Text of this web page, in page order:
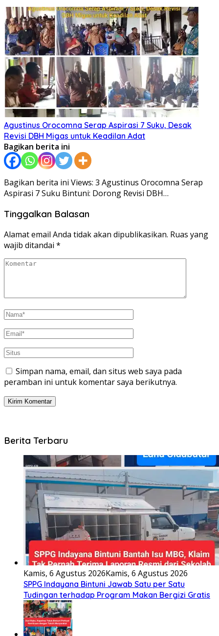
Agustinus Orocomna Serap Aspirasi 7 Suku, Desak
Revisi DBH Migas untuk Keadilan Adat
Bagikan berita ini
Bagikan berita ini Views: 3 Agustinus Orocomna Serap
Aspirasi 7 Suku Bintuni: Dorong Revisi DBH…
Tinggalkan Balasan
Alamat email Anda tidak akan dipublikasikan. Ruas yang
wajib ditandai *
Simpan nama, email, dan situs web saya pada
peramban ini untuk komentar saya berikutnya.
Berita Terbaru
Kamis, 6 Agustus 2026Kamis, 6 Agustus 2026
SPPG Indayana Bintuni Jawab Satu per Satu
Tudingan terhadap Program Makan Bergizi Gratis